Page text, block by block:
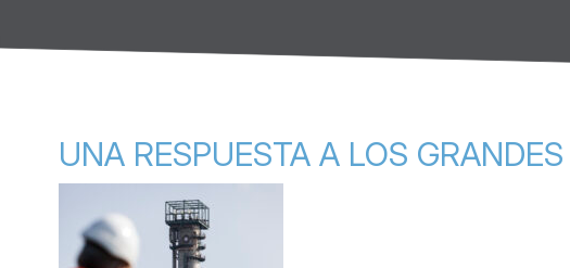
UNA RESPUESTA A LOS